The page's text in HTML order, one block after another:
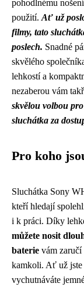
pohodlnému
použití. Ať už
filmy, tato
poslech. Snadné
skvělého
lehkostí a
nezaberou vám
skvělou volbou
sluchátka za
Pro koho
Sluchátka Sony
kteří hledají
i k práci. Díky
můžete nosit
baterie vám
kamkoli. Ať už jste
vychutnáváte